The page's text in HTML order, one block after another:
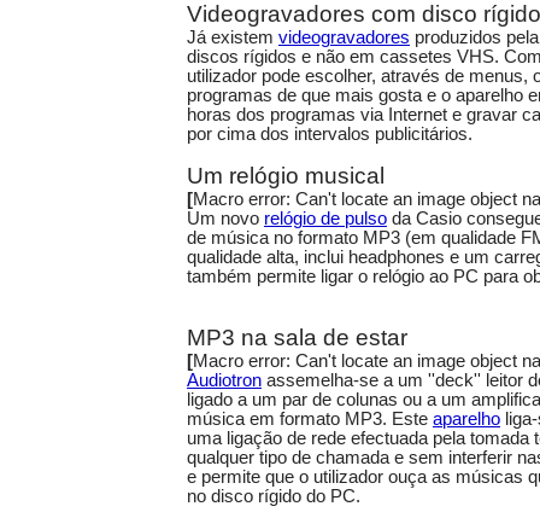
Videogravadores com disco rígido
Já existem videogravadores produzidos
discos rígidos e não em cassetes VHS.
utilizador pode escolher, através de menus,
programas de que mais gosta e o aparelho
horas dos programas via Internet e gravar
por cima dos intervalos publicitários.
Um relógio musical
[Macro error: Can't locate an image object
Um novo relógio de pulso da Casio
de música no formato MP3 (em qualidade
qualidade alta, inclui headphones e um
também permite ligar o relógio ao PC para
MP3 na sala de estar
[Macro error: Can't locate an image object
Audiotron assemelha-se a um ''deck'' leitor
ligado a um par de colunas ou a um
música em formato MP3. Este aparelho
uma ligação de rede efectuada pela tomada
qualquer tipo de chamada e sem interferir
e permite que o utilizador ouça as músicas
no disco rígido do PC.